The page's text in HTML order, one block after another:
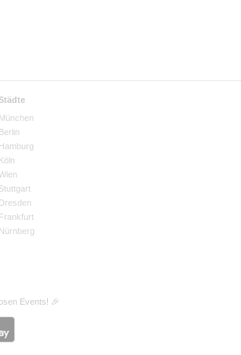
Städte
München
Berlin
Hamburg
Köln
Stuttgart
Dresden
Frankfurt
Nürnberg
Events! 🎉